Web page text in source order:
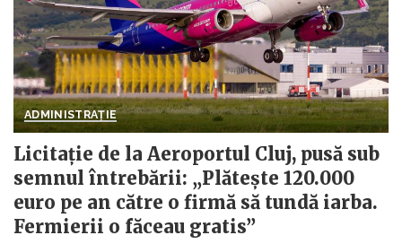
ADMINISTRAȚIE
Licitație de la Aeroportul Cluj, pusă sub
semnul întrebării: „Plătește 120.000
euro pe an către o firmă să tundă iarba.
Fermierii o făceau gratis”